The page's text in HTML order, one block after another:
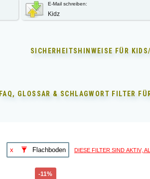
E-Mail schreiben:
Kidz
SICHERHEITSHINWEISE FÜR
FAQ, GLOSSAR & SCHLAGWORT FILTER
x Flachboden diese Filter sind aktiv,
-11%
Dieses